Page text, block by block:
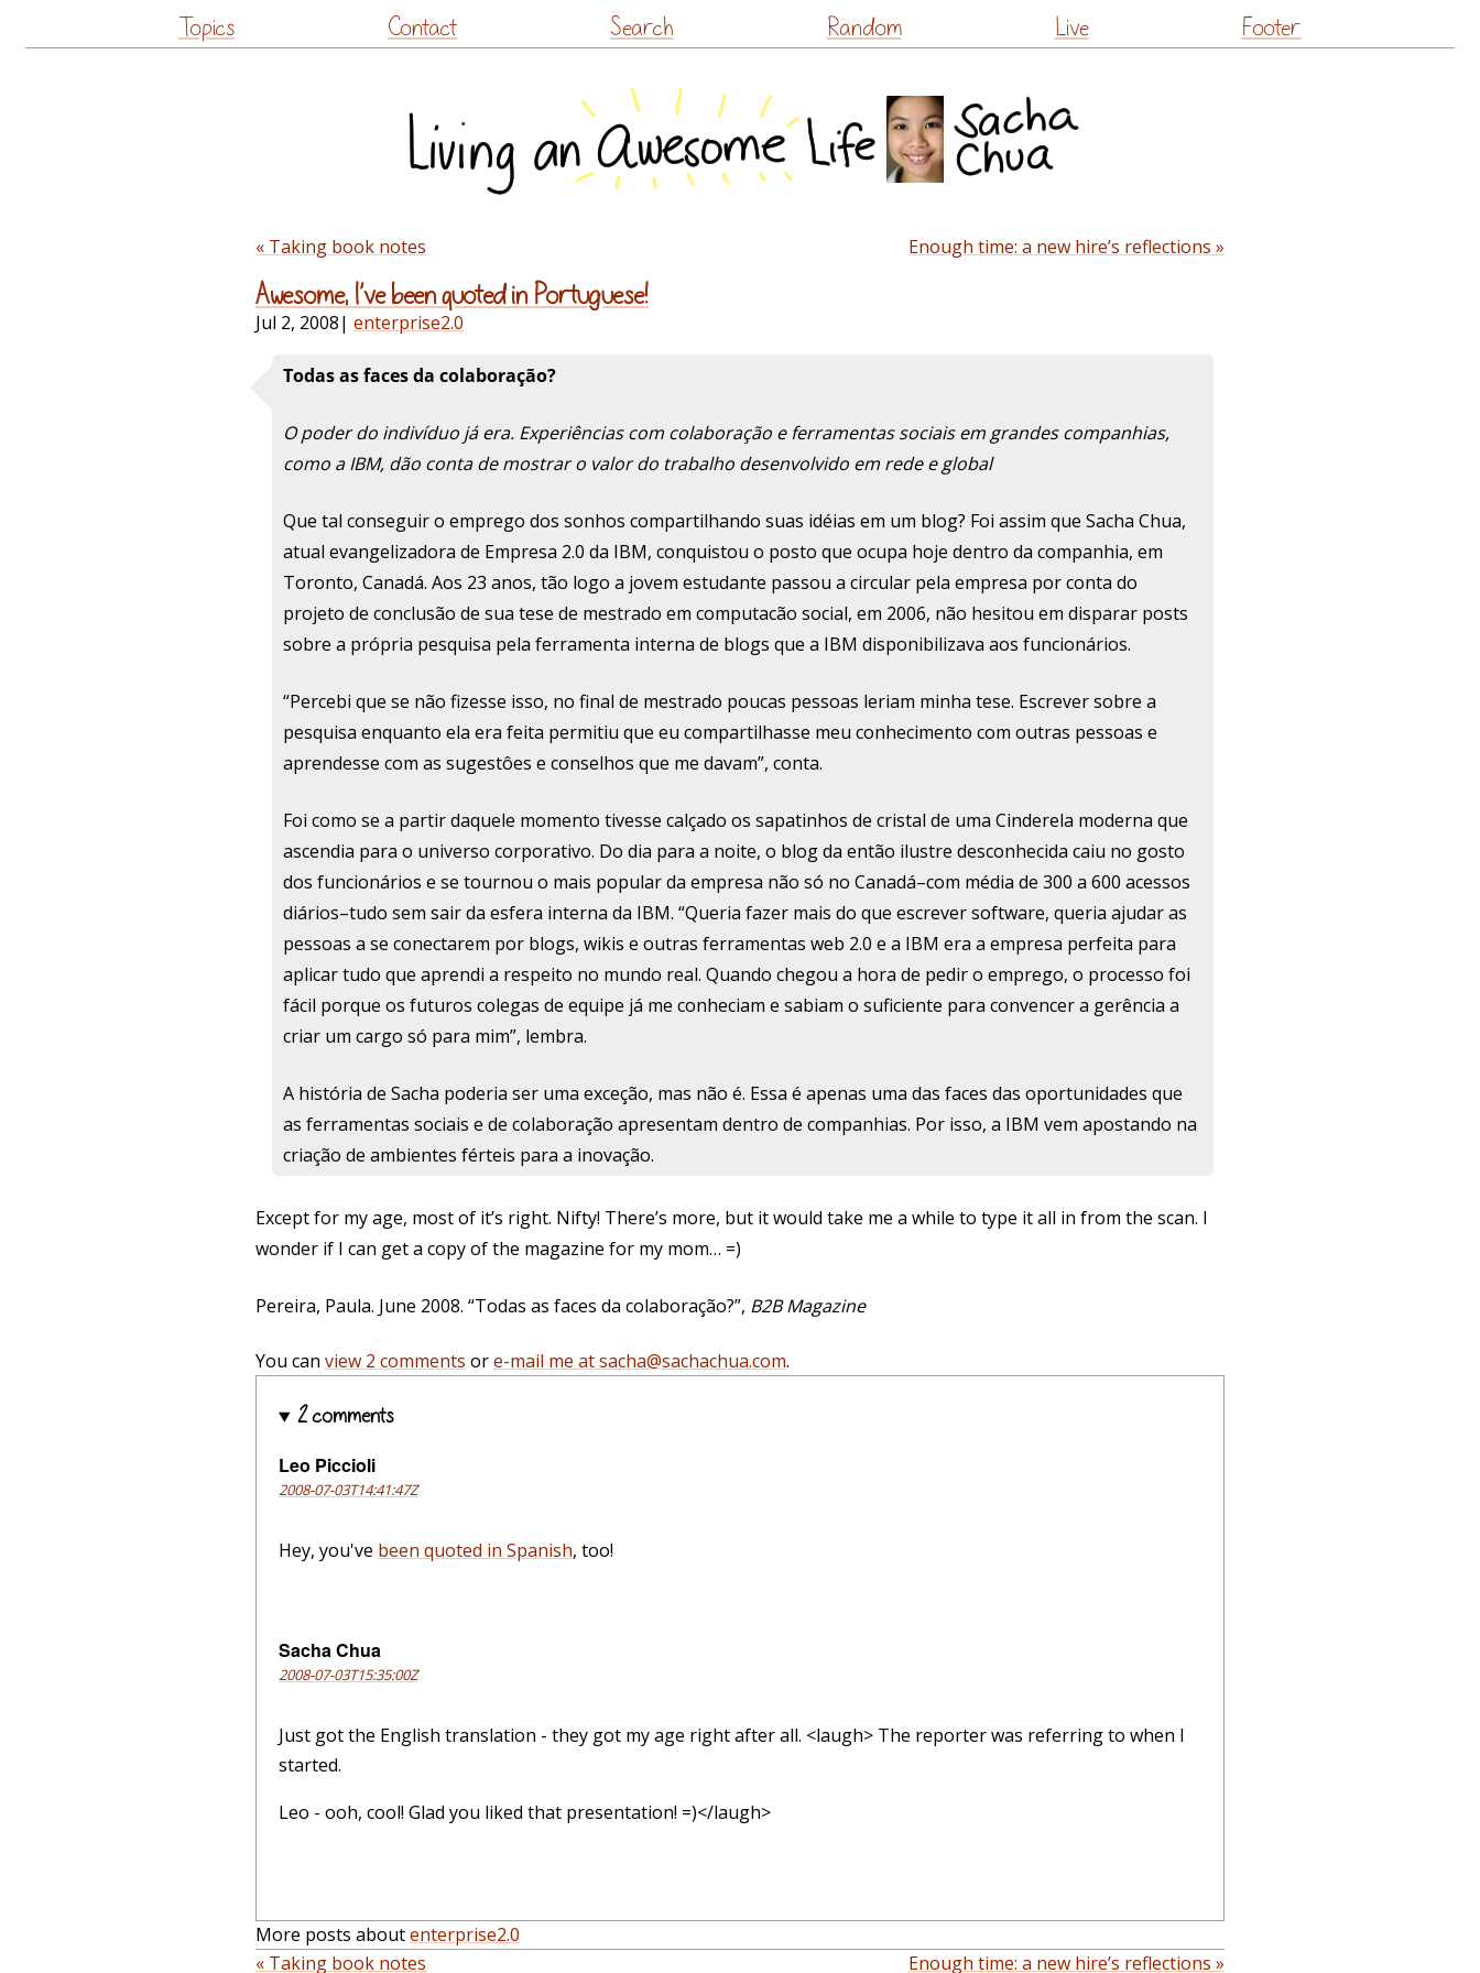
to
Topics Contact Search Random Live Footer
« Taking book notes Enough time: a new hire’s reflections »
Awesome, I’ve been quoted in Portuguese!
Jul 2, 2008| enterprise2.0
Todas as faces da colaboração?
O poder do indivíduo já era. Experiências com colaboração e ferramentas sociais em grandes companhias,
como a IBM, dão conta de mostrar o valor do trabalho desenvolvido em rede e global
Que tal conseguir o emprego dos sonhos compartilhando suas idéias em um blog? Foi assim que Sacha Chua,
atual evangelizadora de Empresa 2.0 da IBM, conquistou o posto que ocupa hoje dentro da companhia, em
Toronto, Canadá. Aos 23 anos, tão logo a jovem estudante passou a circular pela empresa por conta do
projeto de conclusão de sua tese de mestrado em computacão social, em 2006, não hesitou em disparar posts
sobre a própria pesquisa pela ferramenta interna de blogs que a IBM disponibilizava aos funcionários.
“Percebi que se não fizesse isso, no final de mestrado poucas pessoas leriam minha tese. Escrever sobre a
pesquisa enquanto ela era feita permitiu que eu compartilhasse meu conhecimento com outras pessoas e
aprendesse com as sugestôes e conselhos que me davam”, conta.
Foi como se a partir daquele momento tivesse calçado os sapatinhos de cristal de uma Cinderela moderna que
ascendia para o universo corporativo. Do dia para a noite, o blog da então ilustre desconhecida caiu no gosto
dos funcionários e se tournou o mais popular da empresa não só no Canadá–com média de 300 a 600 acessos
diários–tudo sem sair da esfera interna da IBM. “Queria fazer mais do que escrever software, queria ajudar as
pessoas a se conectarem por blogs, wikis e outras ferramentas web 2.0 e a IBM era a empresa perfeita para
aplicar tudo que aprendi a respeito no mundo real. Quando chegou a hora de pedir o emprego, o processo foi
fácil porque os futuros colegas de equipe já me conheciam e sabiam o suficiente para convencer a gerência a
criar um cargo só para mim”, lembra.
A história de Sacha poderia ser uma exceção, mas não é. Essa é apenas uma das faces das oportunidades que
as ferramentas sociais e de colaboração apresentam dentro de companhias. Por isso, a IBM vem apostando na
criação de ambientes férteis para a inovação.
Except for my age, most of it’s right. Nifty! There’s more, but it would take me a while to type it all in from the scan. I
wonder if I can get a copy of the magazine for my mom… =)
Pereira, Paula. June 2008. “Todas as faces da colaboração?”, B2B Magazine
You can view 2 comments ore-mail me at sacha@sachachua.com.
2 comments
Leo Piccioli
2008-07-03T14:41:47Z
Hey, you've been quoted in Spanish, too!
Sacha Chua
2008-07-03T15:35:00Z
Just got the English translation - they got my age right after all. <laugh> The reporter was referring to when I
started.
Leo - ooh, cool! Glad you liked that presentation! =)</laugh>
More posts aboutenterprise2.0
« Taking book notes
Enough time: a new hire’s reflections »